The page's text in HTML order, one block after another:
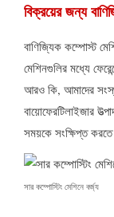
বিক্রয়ের জন্য
বাণিজ্যিক কম্পোস্ট
মেশিনগুলির মধ্যে
আরও কি, আমাদের
বায়োফেরটিলাইজার
সময়কে সংক্ষিপ্ত করতে
সার কম্পোস্টিং মেশিনে বর্জ্য